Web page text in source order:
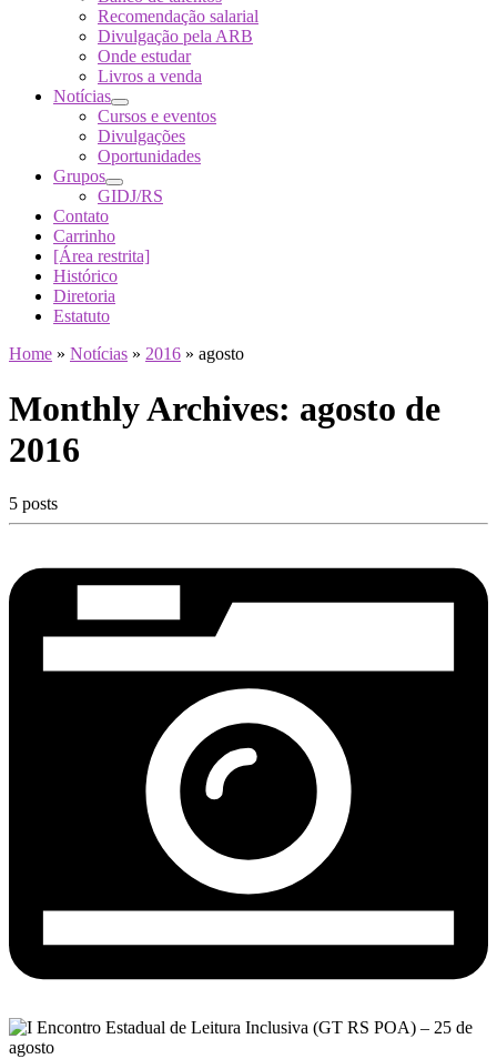
Recomendação salarial
Divulgação pela ARB
Onde estudar
Livros a venda
Notícias
Cursos e eventos
Divulgações
Oportunidades
Grupos
GIDJ/RS
Contato
Carrinho
[Área restrita]
Histórico
Diretoria
Estatuto
Home » Notícias » 2016 » agosto
Monthly Archives: agosto de
2016
5 posts